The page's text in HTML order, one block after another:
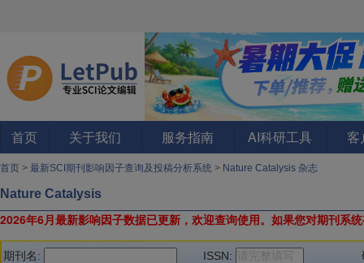
首页 关于我们 服务指南 AI科研工具 客
首页 > 最新SCI期刊影响因子查询及投稿分析系统 > Nature Catalysis 杂志
Nature Catalysis
2026年6月最新影响因子数据已更新，欢迎查询使用。 如果您对期刊系
期刊名: ISSN: